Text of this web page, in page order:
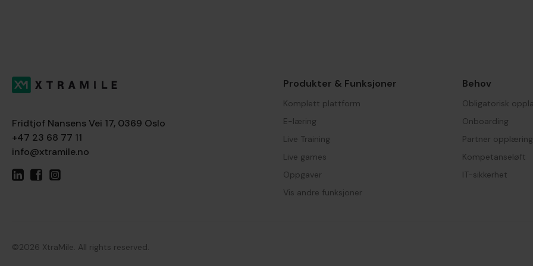
Fridtjof Nansens Vei 17, 0369 Oslo
+47 23 68 77 11
info@xtramile.no
Produkter & Funksjoner
Komplett plattform
E-læring
Live Training
Live games
Oppgaver
Vis andre funksjoner
Behov
Obligatorisk
Onboarding
Partner opplæring
Kompetanseløft
IT-sikkerhet
©2026 XtraMile. All rights reserved.